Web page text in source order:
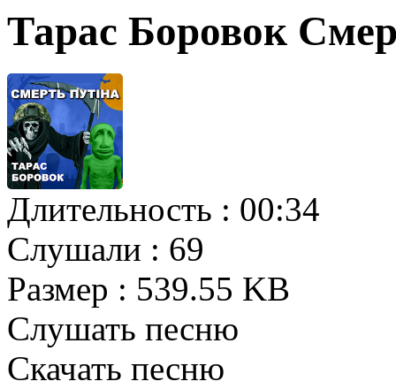
Тарас Боровок
Длительность : 00:34
Слушали : 69
Размер : 539.55 KB
Слушать песню
Скачать песню